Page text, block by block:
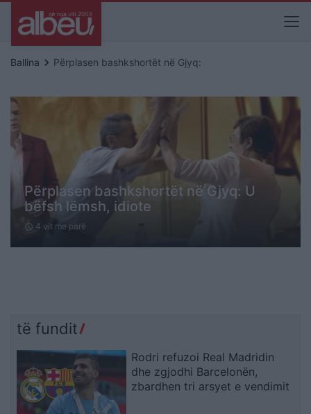
Ballina keyboard_arrow_right Përplasen bashkshortët në Gjyq:
Përplasen bashkshortët në Gjyq: U
bëfsh lëmsh, idiote
schedule 4 vit me parë
të fundit
Rodri refuzoi Real Madridin
dhe zgjodhi Barcelonën,
zbardhen tri arsyet e vendimit